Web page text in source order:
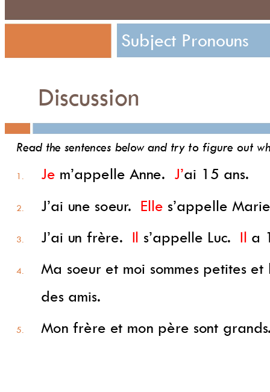
Subject Pronouns
Discussion
Read the sentences below and try to figure out w
1. Je m’appelle Anne. J’ai 15 ans.
2. J’ai une soeur. Elle s’appelle Marie
3. J’ai un frère. s’appelle Luc. a
4. Ma soeur et moi sommes petites et
des amis.
5. Mon frère et mon père sont grands